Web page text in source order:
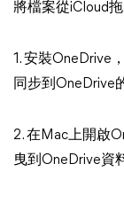
將檔案從iCloud
1. 安裝OneDrive
同步到OneDrive
2. 在Mac上開啟
曳到OneDrive資